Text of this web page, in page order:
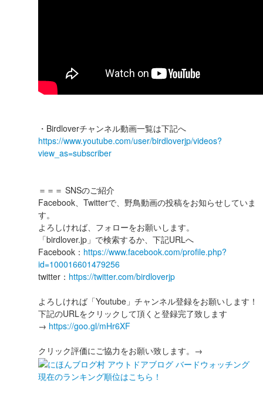
・Birdloverチャンネル動画一覧は下記へ
https://www.youtube.com/user/birdloverjp/videos?
view_as=subscriber
＝＝＝ SNSのご紹介
Facebook、Twitterで、野鳥動画の投稿をお知らせしていま
す。
よろしければ、フォローをお願いします。
「birdlover.jp」で検索するか、下記URLへ
Facebook： https://www.facebook.com/profile.php?
id=100016601479256
twitter： https://twitter.com/birdloverjp
よろしければ「Youtube」チャンネル登録をお願いします！
下記のURLをクリックして頂くと登録完了致します
→ https://goo.gl/mHr6XF
クリック評価にご協力をお願い致します。→
現在のランキング順位はこちら！